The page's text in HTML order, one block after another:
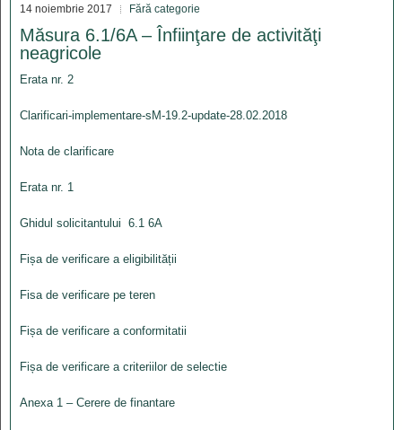
14 noiembrie 2017 Fără categorie
Măsura 6.1/6A – Înfiinţare de activităţi
neagricole
Erata nr. 2
Clarificari-implementare-sM-19.2-update-28.02.2018
Nota de clarificare
Erata nr. 1
Ghidul solicitantului 6.1 6A
Fișa de verificare a eligibilității
Fisa de verificare pe teren
Fișa de verificare a conformitatii
Fișa de verificare a criteriilor de selectie
Anexa 1 – Cerere de finantare